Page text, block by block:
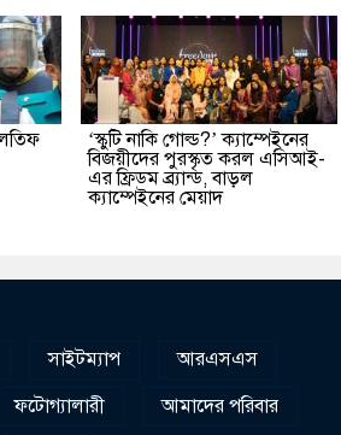
‘স্কুটি নাকি গোল্ড?’ ক্যাম্পেইনের
বিজয়ীদের পুরস্কৃত করল এসিআই-
এর ফ্রিডম ব্র্যান্ড, বাড়ল
ক্যাম্পেইনের মেয়াদ
সাইটম্যাপ
আরএসএস
ফটোগ্যালারী
আমাদের পরিবার